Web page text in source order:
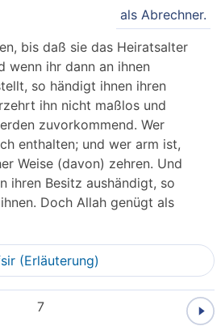
als Abrechner.
bis daß sie das Heiratsalter
wenn ihr dann an ihnen
so händigt ihnen ihren
ihn nicht maßlos und
zuvorkommend. Wer
enthalten; und wer arm ist,
Weise (davon) zehren. Und
ihren Besitz aushändigt, so
Doch Allah genügt als
(Erläuterung)
7